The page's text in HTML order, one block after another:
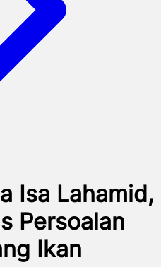
Isa Lahamid,
Persoalan
Ikan